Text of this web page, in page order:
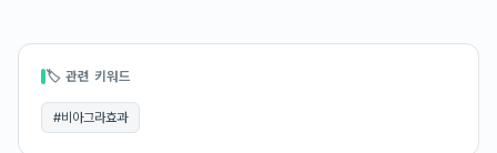
🏷 관련 키워드
#비아그라효과